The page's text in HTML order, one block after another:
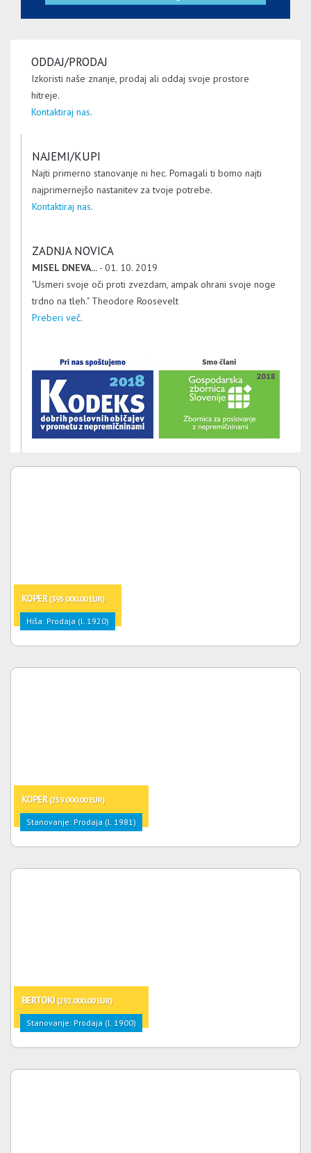
ODDAJ/PRODAJ
Izkoristi naše znanje, prodaj ali oddaj svoje prostore
hitreje.
Kontaktiraj nas.
NAJEMI/KUPI
Najti primerno stanovanje ni hec. Pomagali ti bomo najti
najprimernejšo nastanitev za tvoje potrebe.
Kontaktiraj nas.
ZADNJA NOVICA
MISEL DNEVA... - 01. 10. 2019
"Usmeri svoje oči proti zvezdam, ampak ohrani svoje noge
trdno na tleh." Theodore Roosevelt
Preberi več.
KOPER (395.000,00 EUR)
Hiša: Prodaja (l. 1920)
KOPER (259.000,00 EUR)
Stanovanje: Prodaja (l. 1981)
BERTOKI (292.000,00 EUR)
Stanovanje: Prodaja (l. 1900)